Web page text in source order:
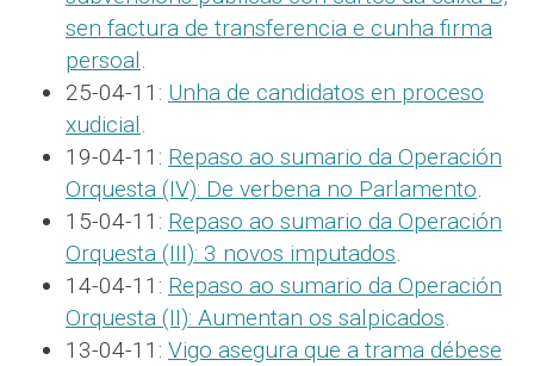
sen factura de transferencia e cunha firma
persoal.
25-04-11: Unha de candidatos en proceso
xudicial.
19-04-11: Repaso ao sumario da Operación
Orquesta (IV): De verbena no Parlamento.
15-04-11: Repaso ao sumario da Operación
Orquesta (III): 3 novos imputados.
14-04-11: Repaso ao sumario da Operación
Orquesta (II): Aumentan os salpicados.
13-04-11: Vigo asegura que a trama débese